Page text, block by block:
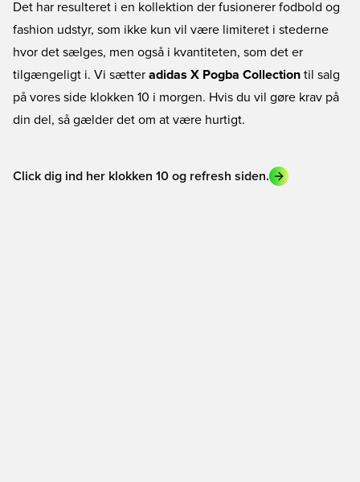
Det har resulteret i en kollektion der fusionerer fodbold og
fashion udstyr, som ikke kun vil være limiteret i stederne
hvor det sælges, men også i kvantiteten, som det er
tilgængeligt i. Vi sætter adidas X Pogba Collection til salg
på vores side klokken 10 i morgen. Hvis du vil gøre krav på
din del, så gælder det om at være hurtigt.
Click dig ind her klokken 10 og refresh siden.